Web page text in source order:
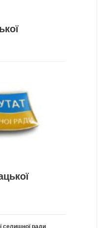
селищної ради